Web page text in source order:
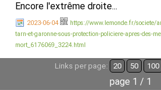
Encore l'extrême droite...
2023-06-04
https://www.lemonde.fr/societe/
tarn-et-garonne-sous-protection-policiere-apres-des-
mort_6176069_3224.html
Links per page: 20 50 100
page 1 / 1